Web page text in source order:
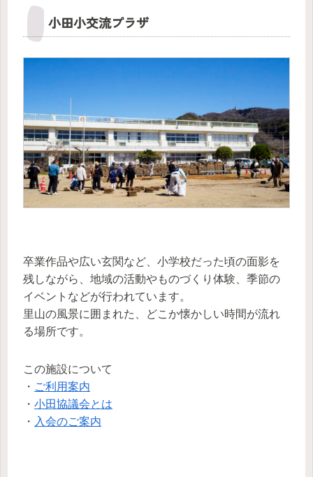
小田小交流プラザ
卒業作品や広い玄関など、小学校だった頃の面影を
残しながら、地域の活動やものづくり体験、季節の
イベントなどが行われています。
里山の風景に囲まれた、どこか懐かしい時間が流れ
る場所です。
この施設について
・ ご利用案内
・ 小田協議会とは
・ 入会のご案内